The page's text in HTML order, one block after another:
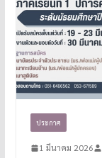
ประกาศ
1 มีนาคม 2026